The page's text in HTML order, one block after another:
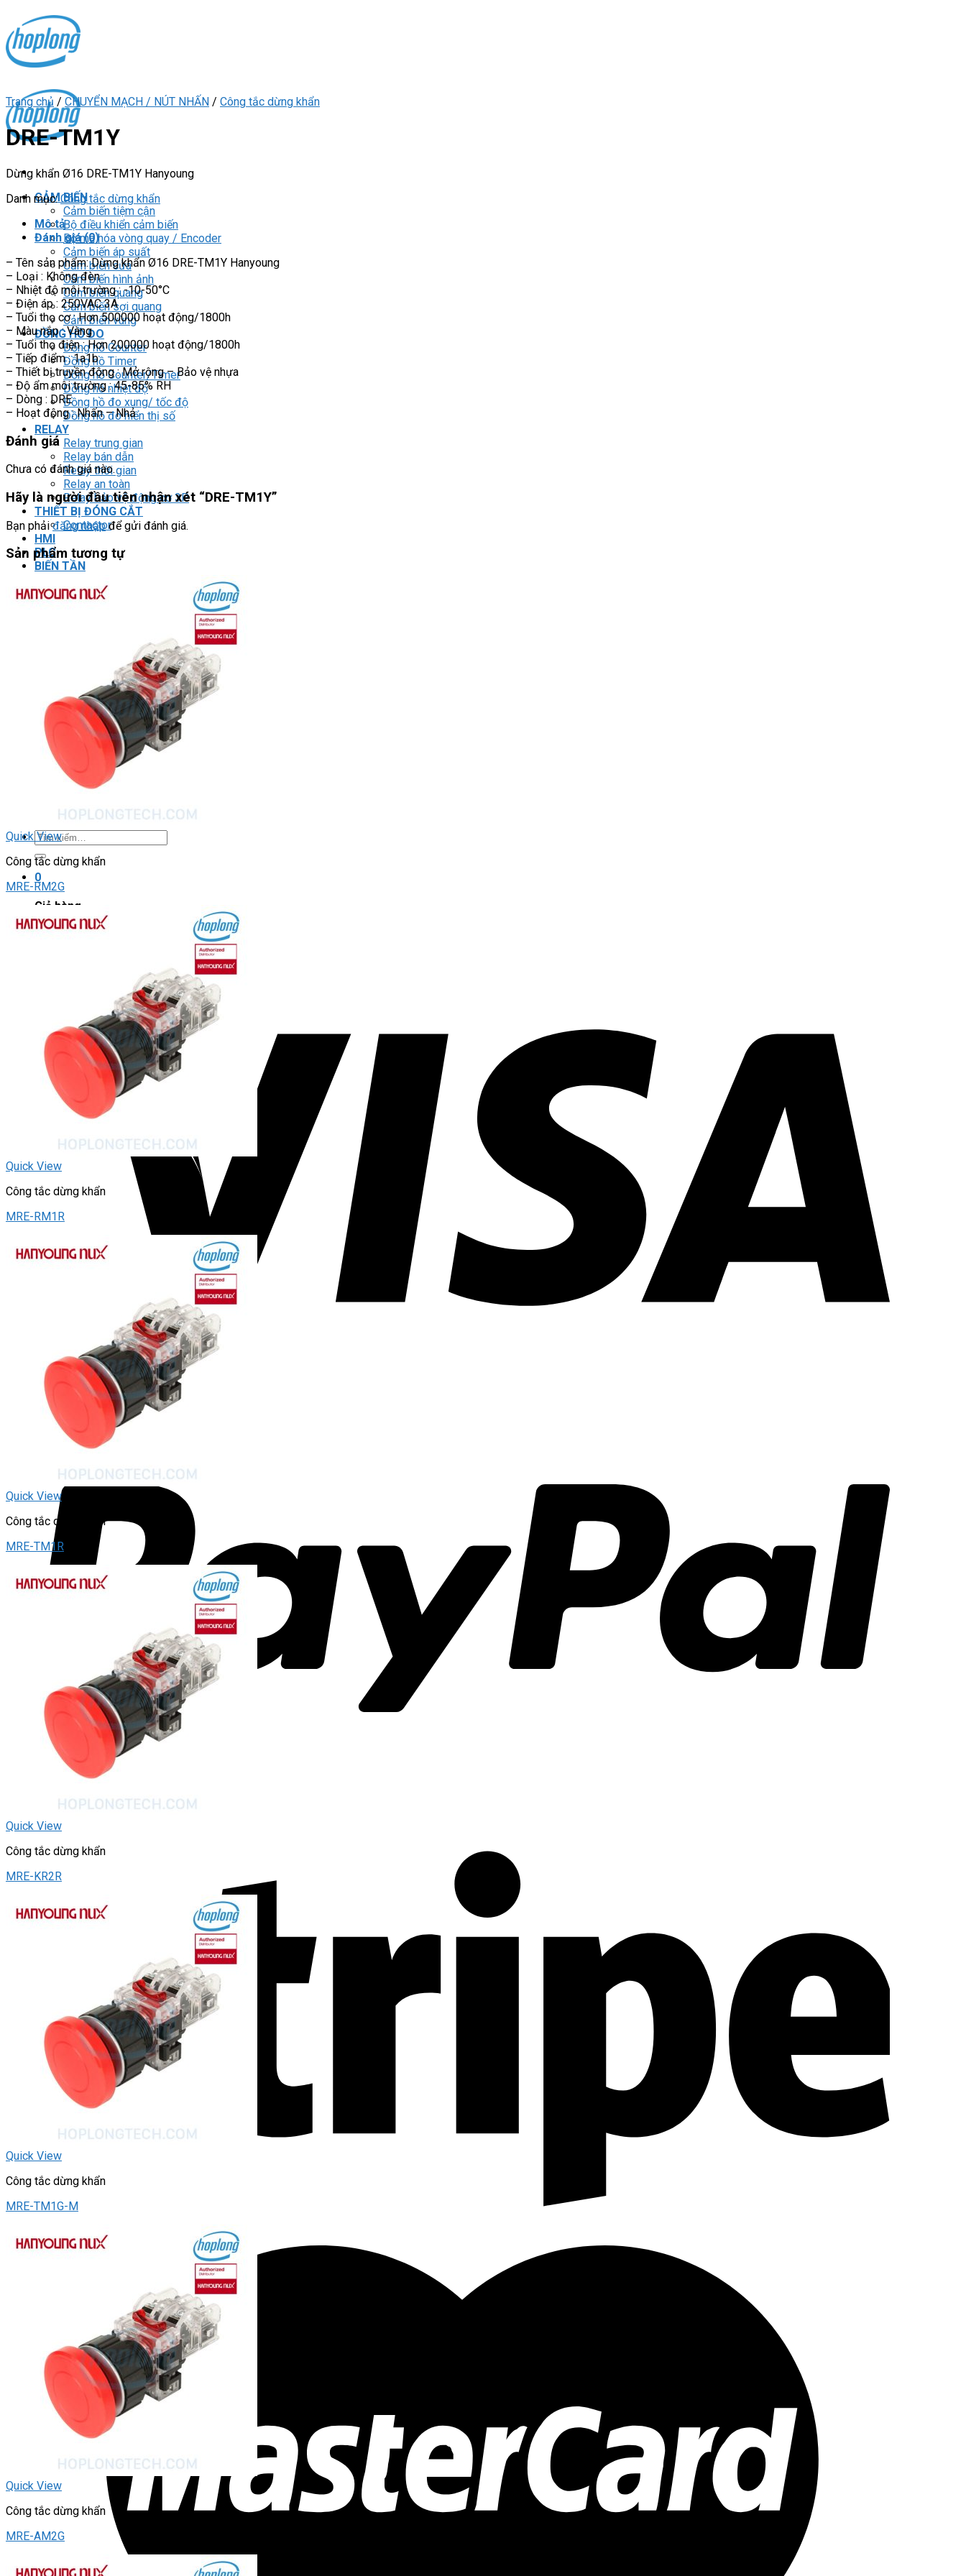
content
CẢM BIẾN
Cảm biến tiệm cận
Bộ điều khiển cảm biến
Bộ mã hóa vòng quay / Encoder
Cảm biến áp suất
Cảm biến cửa
Cảm biến hình ảnh
Cảm biến quang
Cảm biến sợi quang
Cảm biến vùng
ĐỒNG HỒ ĐO
Đồng hồ Counter
Đồng hồ Timer
Đồng hồ Counter/Timer
Đồng hồ nhiệt độ
Đồng hồ đo xung/ tốc độ
Đồng hồ đo hiển thị số
RELAY
Relay trung gian
Relay bán dẫn
Relay thời gian
Relay an toàn
Relay bảo vệ động cơ 3P
THIẾT BỊ ĐÓNG CẮT
Contactor
HMI
PLC
BIẾN TẦN
LOGIC RELAY
DRIVER / MOTOR STEP
Đèn báo quay
Đèn báo panel tròn
Đèn báo tháp
Đèn báo khác
CHUYỂN MẠCH / NÚT NHẤN
Chuyển mạch có khóa
Công tắc dừng khẩn
Nút nhấn
Can nhiệt
Tìm
kiếm:
0
Giỏ hàng
Chưa có sản phẩm trong giỏ hàng.
Trang chủ / CHUYỂN MẠCH / NÚT NHẤN / Công tắc dừng khẩn
DRE-TM1Y
Dừng khẩn Ø16 DRE-TM1Y Hanyoung
Danh mục:Công tắc dừng khẩn
Mô tả
Đánh giá (0)
– Tên sản phẩm: Dừng khẩn Ø16 DRE-TM1Y Hanyoung
– Loại : Không đèn
– Nhiệt độ môi trường : -10-50°C
– Điện áp : 250VAC 3A
– Tuổi thọ cơ : Hơn 500000 hoạt động/1800h
– Màu nắp : Vàng
– Tuổi thọ điện : Hơn 200000 hoạt động/1800h
– Tiếp điểm : 1a1b
– Thiết bị truyền động : Mở rộng – Bảo vệ nhựa
– Độ ẩm môi trường : 45-85% RH
– Dòng : DRE
– Hoạt động : Nhấn – Nhả
Đánh giá
Chưa có đánh giá nào.
Hãy là người đầu tiên nhận xét “DRE-TM1Y”
Bạn phảiđăng nhậpđể gửi đánh giá.
Sản phẩm tương tự
Quick View
Công tắc dừng khẩn
MRE-RM2G
Quick View
Công tắc dừng khẩn
MRE-RM1R
Quick View
Công tắc dừng khẩn
MRE-TM1R
Quick View
Công tắc dừng khẩn
MRE-KR2R
Quick View
Công tắc dừng khẩn
MRE-TM1G-M
Quick View
Công tắc dừng khẩn
MRE-AM2G